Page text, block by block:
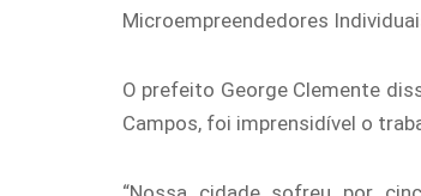
Microempreendedores
O prefeito George Clemente
Campos, foi imprensidível o